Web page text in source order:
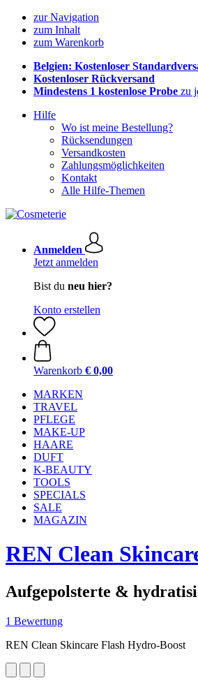
zur Navigation
zum Inhalt
zum Warenkorb
Belgien: Kostenloser
Kostenloser Rückversand
Mindestens 1 kostenlose Probe zu
Hilfe
Wo ist meine Bestellung?
Rücksendungen
Versandkosten
Zahlungsmöglichkeiten
Kontakt
Alle Hilfe-Themen
Anmelden
Jetzt anmelden
Bist du neu hier?
Konto erstellen
Warenkorb € 0,00
MARKEN
TRAVEL
PFLEGE
MAKE-UP
HAARE
DUFT
K-BEAUTY
TOOLS
SPECIALS
SALE
MAGAZIN
REN Clean
Aufgepolsterte &
1 Bewertung
REN Clean Skincare Flash Hydro-Boost